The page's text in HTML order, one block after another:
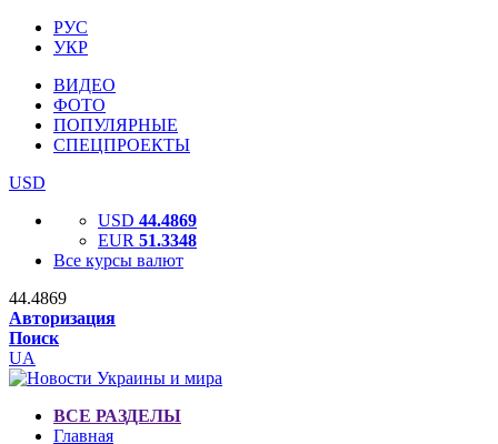
РУС
УКР
ВИДЕО
ФОТО
ПОПУЛЯРНЫЕ
СПЕЦПРОЕКТЫ
USD
USD 44.4869
EUR 51.3348
Все курсы валют
44.4869
Авторизация
Поиск
UA
ВСЕ РАЗДЕЛЫ
Главная